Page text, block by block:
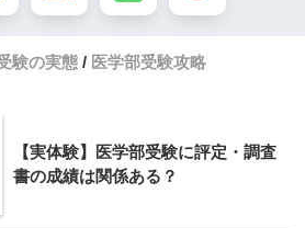
験の実態 医学部受験攻略
【実体験】医学部受験に評定・調査
書の成績は関係ある？